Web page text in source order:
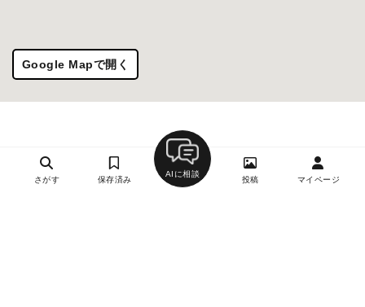
Google Mapで開く
さがす 保存済み
AIに相談
投稿 マイページ